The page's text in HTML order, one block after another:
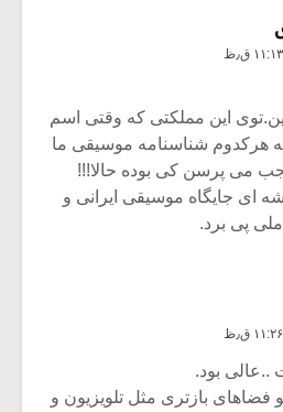
این مملکتی که وقتی اسم
که هرکدوم شناسنامه موسیقی ما
می پرسن کی بوده حالا!!!
ای جایگاه موسیقی ایرانی و
پی برد.
بود.
بازتری مثل تلویزیون و